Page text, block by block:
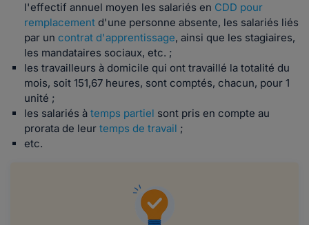
l'effectif annuel moyen les salariés en CDD pour
remplacement d'une personne absente, les salariés liés
par un contrat d'apprentissage, ainsi que les stagiaires,
les mandataires sociaux, etc. ;
les travailleurs à domicile qui ont travaillé la totalité du
mois, soit 151,67 heures, sont comptés, chacun, pour 1
unité ;
les salariés à temps partiel sont pris en compte au
prorata de leur temps de travail ;
etc.